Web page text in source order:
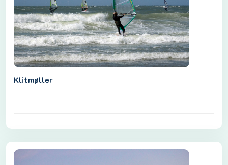
Klitmøller